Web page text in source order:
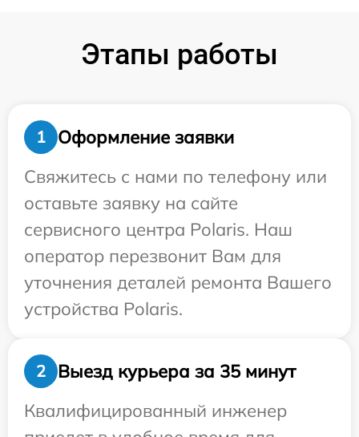
Этапы работы
1
Оформление заявки
Свяжитесь с нами по телефону или
оставьте заявку на сайте
сервисного центра Polaris. Наш
оператор перезвонит Вам для
уточнения деталей ремонта Вашего
устройства Polaris.
2
Выезд курьера за 35 минут
Квалифицированный инженер